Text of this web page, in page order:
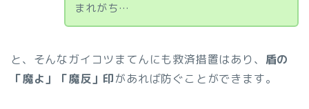
まれがち…
と、そんなガイコツまてんにも救済措置はあり、 盾の
「魔よ」「魔反」印があれば防ぐことができます。